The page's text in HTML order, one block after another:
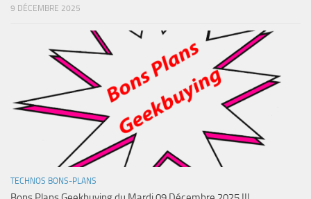
9 DÉCEMBRE 2025
TECHNOS BONS-PLANS